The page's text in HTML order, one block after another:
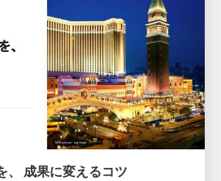
、 成果に変えるコツ